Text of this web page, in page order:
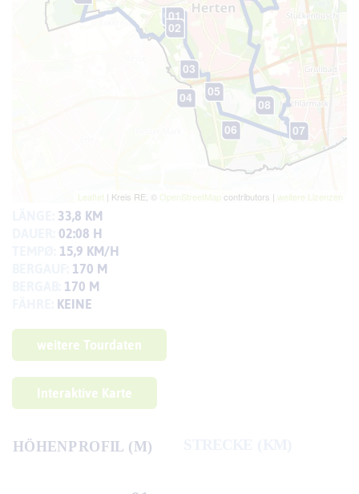
33,8 KM
02:08 H
15,9 KM/H
170 M
170 M
KEINE
weitere Tourdaten
Interaktive Karte